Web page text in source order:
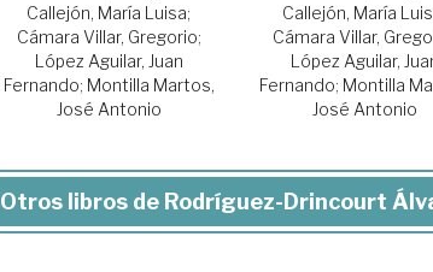
Callejón, María Luisa;
Cámara Villar, Gregorio;
López Aguilar, Juan
Fernando; Montilla Martos,
José Antonio
Callejón, María
Cámara Villar,
López Aguilar,
Fernando; Montilla
José Antonio
Otros libros de Rodríguez-Drincourt